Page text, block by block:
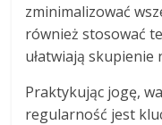
zminimalizować
również stosować
ułatwiają skupienie
Praktykując jogę,
regularność jest